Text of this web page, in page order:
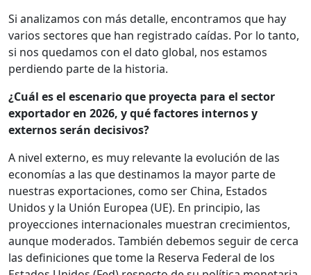
Si analizamos con más detalle, encontramos que hay
varios sectores que han registrado caídas. Por lo tanto,
si nos quedamos con el dato global, nos estamos
perdiendo parte de la historia.
¿Cuál es el escenario que proyecta para el sector
exportador en 2026, y qué factores internos y
externos serán decisivos?
A nivel externo, es muy relevante la evolución de las
economías a las que destinamos la mayor parte de
nuestras exportaciones, como ser China, Estados
Unidos y la Unión Europea (UE). En principio, las
proyecciones internacionales muestran crecimientos,
aunque moderados. También debemos seguir de cerca
las definiciones que tome la Reserva Federal de los